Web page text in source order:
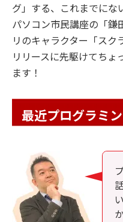
グ」する、これまでにな
パソコン市民講座の「鎌
リのキャラクター「スク
リリースに先駆けてちょ
ます！
最近プログラミ